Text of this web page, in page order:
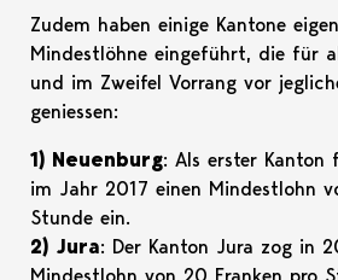
Zudem haben einige Kantone
Mindestlöhne eingeführt, die für
und im Zweifel Vorrang vor
geniessen:
1) Neuenburg: Als erster Kanton
im Jahr 2017 einen Mindestlohn
Stunde ein.
2) Jura: Der Kanton Jura zog in
Mindestlohn von 20 Franken pro